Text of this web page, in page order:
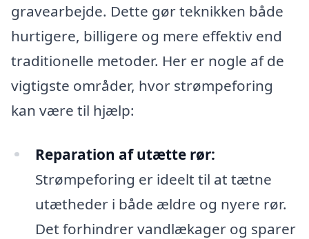
gravearbejde. Dette gør teknikken både
hurtigere, billigere og mere effektiv end
traditionelle metoder. Her er nogle af de
vigtigste områder, hvor strømpeforing
kan være til hjælp:
Reparation af utætte rør:
Strømpeforing er ideelt til at tætne
utætheder i både ældre og nyere rør.
Det forhindrer vandlækager og sparer